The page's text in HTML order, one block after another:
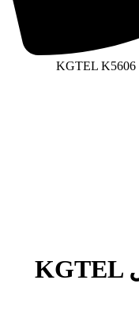
گوشی موبایل کاجیتل KGTEL